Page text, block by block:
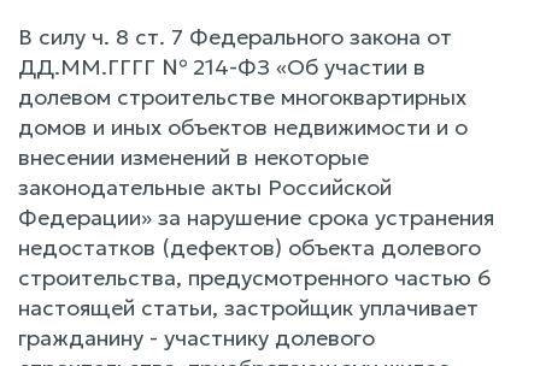
В силу ч. 8 ст. 7 Федерального закона от
ДД.ММ.ГГГГ № 214-ФЗ «Об участии в
долевом строительстве многоквартирных
домов и иных объектов недвижимости и о
внесении изменений в некоторые
законодательные акты Российской
Федерации» за нарушение срока устранения
недостатков (дефектов) объекта долевого
строительства, предусмотренного частью 6
настоящей статьи, застройщик уплачивает
гражданину - участнику долевого